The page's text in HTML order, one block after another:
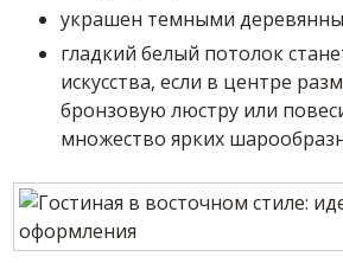
украшен темными
гладкий белый потолок
искусства, если в центре
бронзовую люстру или
множество ярких